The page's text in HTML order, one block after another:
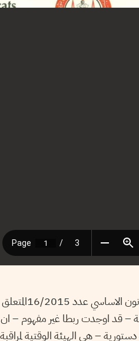
نواب الشعب منذ
– قد اوجدت ربطا غير مفهوم –
– هي الهيئة الوقتية